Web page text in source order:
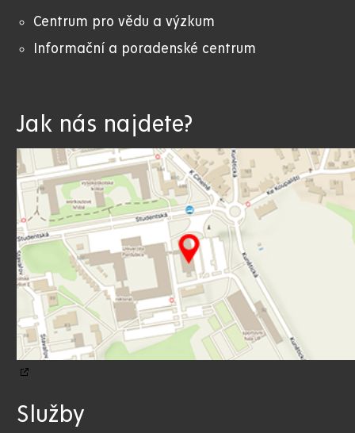
Centrum pro vědu a výzkum
Informační a poradenské centrum
Jak nás najdete?
Služby